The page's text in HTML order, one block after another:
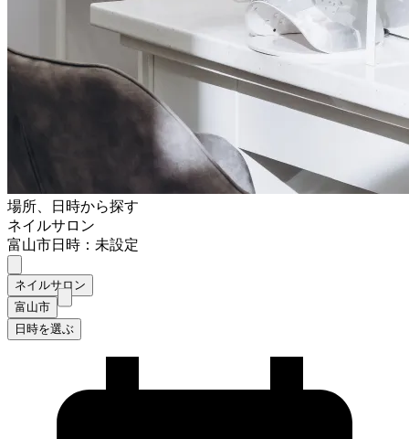
場所、日時から探す
ネイルサロン
富山市日時：未設定
ネイルサロン
富山市
日時を選ぶ